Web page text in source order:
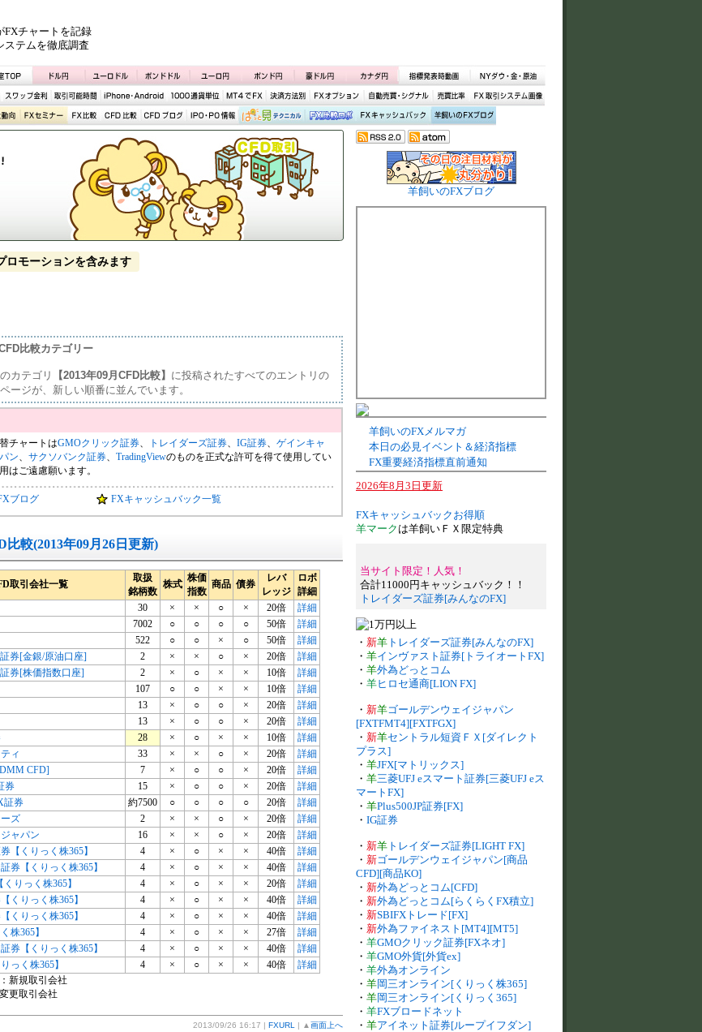
FXチャートを記録
ステムを徹底調査
ロモーションを含みます
比較カテゴリー
のカテゴリ 【2013年09月CFD比較】 に投稿されたすべてのエントリの
ージが、新しい順番に並んでいます。
チャートはGMOクリック証券、 トレイダーズ証券、 IG証券、 ゲインキャ
ン、 サクソバンク証券、 TradingViewのものを正式な許可を得て使用してい
はご遠慮願います。
ブログ FXキャッシュバック一覧
比較(2013年09月26日更新)
取引会社一覧
取扱
銘柄数
株式
株価
指数
商品 債券
レバ
レッジ
ロボ
詳細
30 × × ○ × 20倍
詳細
7002 ○ ○ ○ ○ 50倍
詳細
522 ○ ○ × ○ 50倍
詳細
券[金銀/原油口座]
2 × × ○ × 20倍
詳細
券[株価指数口座]
2 × ○ × × 10倍
詳細
107 ○ ○ × × 10倍
詳細
13 × ○ ○ × 20倍
詳細
13 × ○ ○ × 20倍
詳細
28 × ○ × × 10倍
詳細
ィ
33 × × ○ × 20倍
詳細
CFD]
7 × ○ ○ × 20倍
詳細
券
15 × ○ ○ × 20倍
詳細
証券
約7500 ○ ○ ○ ○ 20倍
詳細
ズ
2 × × ○ × 20倍
詳細
ャパン
16 × × ○ × 20倍
詳細
【くりっく株365】
4 × ○ × × 40倍
詳細
券【くりっく株365】
4 × ○ × × 40倍
詳細
りっく株365】
4 × ○ × × 20倍
詳細
くりっく株365】
4 × ○ × × 40倍
詳細
くりっく株365】
4 × ○ × × 40倍
詳細
株365】
4 × ○ × × 27倍
詳細
券【くりっく株365】
4 × ○ × × 40倍
詳細
っく株365】
4 × ○ × × 40倍
詳細
新規取引会社
更取引会社
2013/09/26 16:17 | FXURL | ▲ 画面上へ
羊飼いのFXブログ
羊飼いのFXメルマガ
本日の必見イベント＆経済指標
FX重要経済指標直前通知
2026年8月3日更新
FXキャッシュバックお得順
羊マーク は羊飼いＦＸ限定特典
当サイト限定！人気！
合計11000円キャッシュバック！！
トレイダーズ証券[みんなのFX]
・ 新羊 トレイダーズ証券[みんなのFX]
・ 羊インヴァスト証券[トライオートFX]
・ 羊外為どっとコム
・ 羊ヒロセ通商[LION FX]
・ 新羊ゴールデンウェイジャパン
[FXTFMT4][FXTFGX]
・ 新羊セントラル短資ＦＸ[ダイレクト
プラス]
・ 羊JFX[マトリックス]
・ 羊三菱UFJ eスマート証券[三菱UFJ eス
マートFX]
・ 羊Plus500JP証券[FX]
・ IG証券
・ 新羊 トレイダーズ証券[LIGHT FX]
・ 新ゴールデンウェイジャパン[商品
CFD][商品KO]
・ 新外為どっとコム[CFD]
・ 新外為どっとコム[らくらくFX積立]
・ 新SBIFXトレード[FX]
・ 新外為ファイネスト[MT4][MT5]
・ 羊GMOクリック証券[FXネオ]
・ 羊GMO外貨[外貨ex]
・ 羊外為オンライン
・ 羊岡三オンライン[くりっく株365]
・ 羊岡三オンライン[くりっく365]
・ 羊FXブロードネット
・ 羊アイネット証券[ループイフダン]